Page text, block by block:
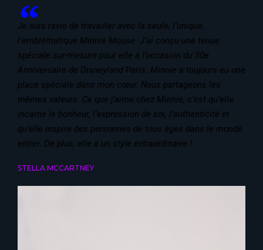
Je suis ravie de travailler avec la seule, l’unique,
l’emblématique Minnie Mouse. J’ai conçu une tenue
spéciale sur-mesure pour elle à l’occasion du 30e
Anniversaire de Disneyland Paris. Minnie a toujours eu une
place spéciale dans mon cœur. Nous partageons les
mêmes valeurs. Ce que j’aime chez Minnie, c’est qu’elle
incarne le bonheur, l’expression de soi, l’authenticité et
qu’elle inspire des personnes de tous âges dans le monde
entier. De plus, elle a un style extraordinaire !
STELLA MCCARTNEY